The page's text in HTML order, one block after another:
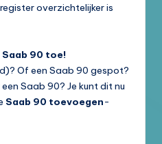
overzichtelijker is
90 toe!
Of een Saab 90 gespot?
Saab 90? Je kunt dit nu
Saab 90 toevoegen-